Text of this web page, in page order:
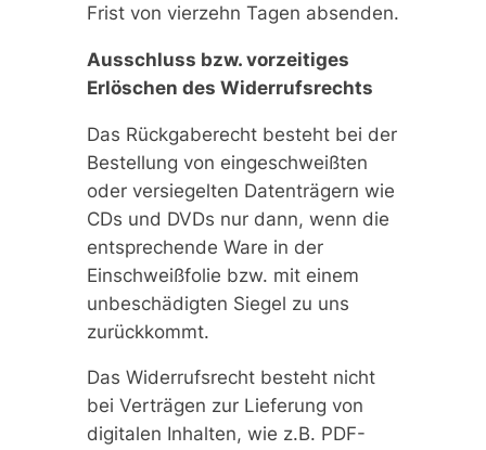
Frist von vierzehn Tagen absenden.
Ausschluss bzw. vorzeitiges
Erlöschen des Widerrufsrechts
Das Rückgaberecht besteht bei der
Bestellung von eingeschweißten
oder versiegelten Datenträgern wie
CDs und DVDs nur dann, wenn die
entsprechende Ware in der
Einschweißfolie bzw. mit einem
unbeschädigten Siegel zu uns
zurückkommt.
Das Widerrufsrecht besteht nicht
bei Verträgen zur Lieferung von
digitalen Inhalten, wie z.B. PDF-